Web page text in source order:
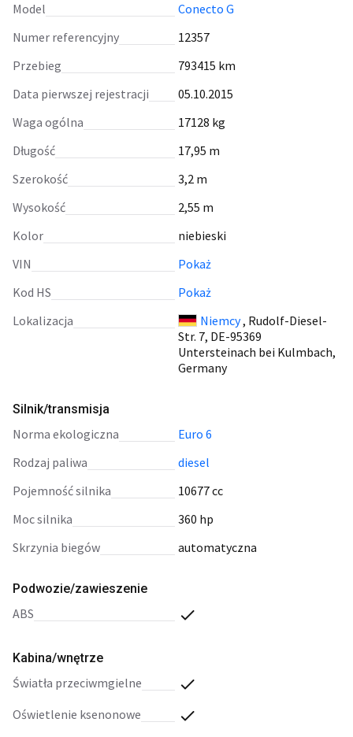
Model
Conecto G
Numer referencyjny
12357
Przebieg
793415 km
Data pierwszej rejestracji
05.10.2015
Waga ogólna
17128 kg
Długość
17,95 m
Szerokość
3,2 m
Wysokość
2,55 m
Kolor
niebieski
VIN
Pokaż
Kod HS
Pokaż
Lokalizacja
Niemcy, Rudolf-Diesel-
Str. 7, DE-95369
Untersteinach bei Kulmbach,
Germany
Silnik/transmisja
norma ekologiczna
Euro 6
rodzaj paliwa
diesel
pojemność silnika
10677 cc
moc silnika
360 hp
skrzynia biegów
automatyczna
Podwozie/zawieszenie
ABS
Kabina/wnętrze
światła przeciwmgielne
oświetlenie ksenonowe